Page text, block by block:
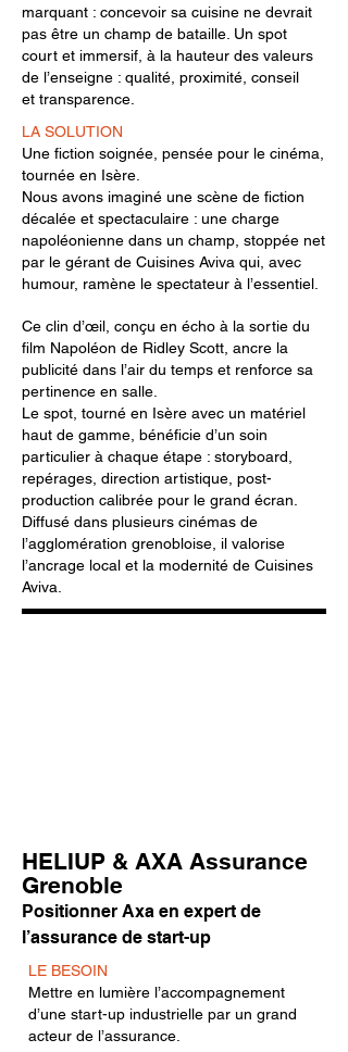
marquant : concevoir sa cuisine ne devrait
pas être un champ de bataille. Un spot
court et immersif, à la hauteur des valeurs
de l’enseigne : qualité, proximité, conseil
et transparence.
LA SOLUTION
Une fiction soignée, pensée pour le cinéma,
tournée en Isère.
Nous avons imaginé une scène de fiction
décalée et spectaculaire : une charge
napoléonienne dans un champ, stoppée net
par le gérant de Cuisines Aviva qui, avec
humour, ramène le spectateur à l’essentiel.
Ce clin d’œil, conçu en écho à la sortie du
film Napoléon de Ridley Scott, ancre la
publicité dans l’air du temps et renforce sa
pertinence en salle.
Le spot, tourné en Isère avec un matériel
haut de gamme, bénéficie d’un soin
particulier à chaque étape : storyboard,
repérages, direction artistique, post-
production calibrée pour le grand écran.
Diffusé dans plusieurs cinémas de
l’agglomération grenobloise, il valorise
l’ancrage local et la modernité de Cuisines
Aviva.
HELIUP & AXA Assurance
Grenoble
Positionner Axa en expert de
l’assurance de start-up
LE BESOIN
Mettre en lumière l’accompagnement
d’une start-up industrielle par un grand
acteur de l’assurance.